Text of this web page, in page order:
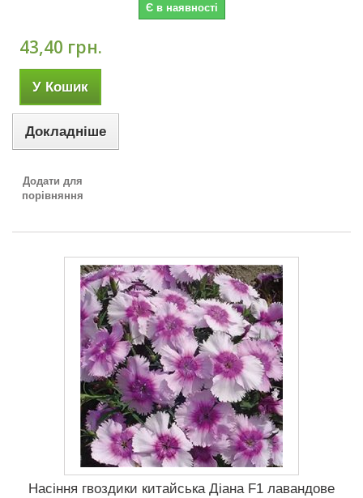
Є в наявності
43,40 грн.
У Кошик
Докладніше
Додати для
порівняння
Насіння гвоздики китайська Діана F1 лавандове